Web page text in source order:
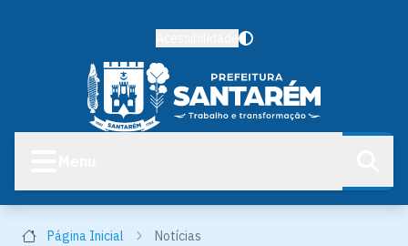
Página Inicial Notícias